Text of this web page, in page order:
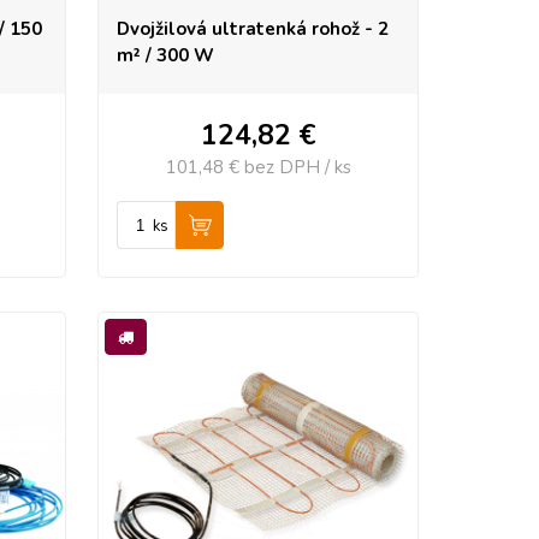
150
Dvojžilová ultratenká rohož - 2
m² / 300 W
124,82 €
101,48 € bez DPH / ks
ks